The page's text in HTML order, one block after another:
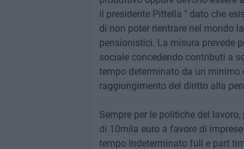
il presidente Pittella " dato che
di non poter rientrare nel mondo
pensionistici. La misura prevede
sociale concedendo contributi a
tempo determinato da un minimo
raggiungimento del diritto alla
Sempre per le politiche del
di 10mila euro a favore di
tempo indeterminato full e part